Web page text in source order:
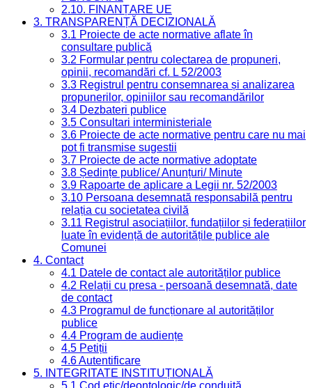
2.10. FINANȚARE UE
3. TRANSPARENȚĂ DECIZIONALĂ
3.1 Proiecte de acte normative aflate în
consultare publică
3.2 Formular pentru colectarea de propuneri,
opinii, recomandări cf. L 52/2003
3.3 Registrul pentru consemnarea și analizarea
propunerilor, opiniilor sau recomandărilor
3.4 Dezbateri publice
3.5 Consultari interministeriale
3.6 Proiecte de acte normative pentru care nu mai
pot fi transmise sugestii
3.7 Proiecte de acte normative adoptate
3.8 Ședințe publice/ Anunțuri/ Minute
3.9 Rapoarte de aplicare a Legii nr. 52/2003
3.10 Persoana desemnată responsabilă pentru
relația cu societatea civilă
3.11 Registrul asociațiilor, fundațiilor și federațiilor
luate în evidență de autoritățile publice ale
Comunei
4. Contact
4.1 Datele de contact ale autorităților publice
4.2 Relații cu presa - persoană desemnată, date
de contact
4.3 Programul de funcționare al autorităților
publice
4.4 Program de audiențe
4.5 Petiții
4.6 Autentificare
5. INTEGRITATE INSTITUȚIONALĂ
5.1 Cod etic/deontologic/de conduită